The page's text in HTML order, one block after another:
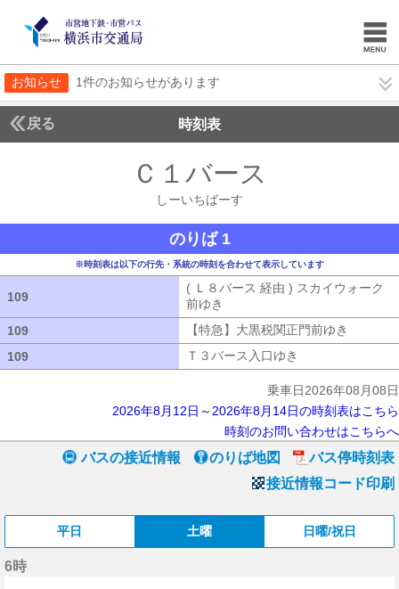
お知らせ 1件のお知らせがあります
戻る 時刻表
Ｃ１バース
しーいちばーす
のりば 1
※時刻表は以下の行先・系統の時刻を合わせて表示しています
109
( Ｌ８バース 経由 ) スカイウォーク
前ゆき
109
【特急】大黒税関正門前ゆき
109
Ｔ３バース入口ゆき
乗車日2026年08月08日
2026年8月12日～2026年8月14日の時刻表はこちら
時刻のお問い合わせはこちらへ
バスの接近情報 のりば地図
バス停時刻表
接近情報コード印刷
平日 土曜 日曜/祝日
6時